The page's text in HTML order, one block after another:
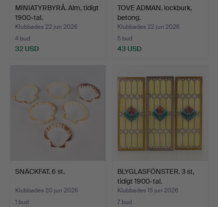
MINIATYRBYRÅ. Alm, tidigt
1900-tal.
Klubbades 22 jun 2026
4 bud
32 USD
TOVE ADMAN. lockburk,
betong.
Klubbades 22 jun 2026
5 bud
43 USD
SNÄCKFAT. 6 st.
Klubbades 20 jun 2026
1 bud
BLYGLASFÖNSTER. 3 st,
tidigt 1900-tal.
Klubbades 15 jun 2026
7 bud